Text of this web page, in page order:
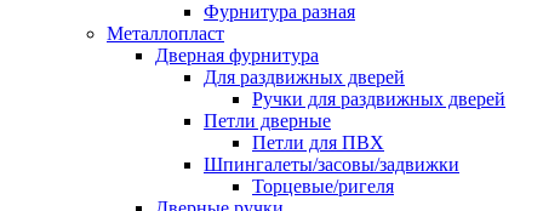
Фурнитура разная
Металлопласт
Дверная фурнитура
Для раздвижных дверей
Ручки для раздвижных дверей
Петли дверные
Петли для ПВХ
Шпингалеты/засовы/задвижки
Торцевые/ригеля